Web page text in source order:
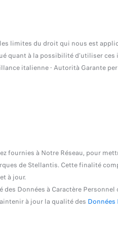
limites du droit qui nous est
quant à la possibilité d’utiliser
italienne - Autorità Garante
fournies à Notre Réseau, pour
de Stellantis. Cette finalité
à jour.
Données à Caractère Personnel
à jour la qualité des Données